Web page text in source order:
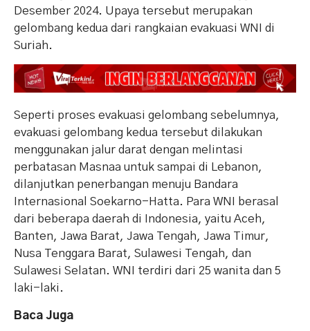
Desember 2024. Upaya tersebut merupakan
gelombang kedua dari rangkaian evakuasi WNI di
Suriah.
Seperti proses evakuasi gelombang sebelumnya,
evakuasi gelombang kedua tersebut dilakukan
menggunakan jalur darat dengan melintasi
perbatasan Masnaa untuk sampai di Lebanon,
dilanjutkan penerbangan menuju Bandara
Internasional Soekarno-Hatta. Para WNI berasal
dari beberapa daerah di Indonesia, yaitu Aceh,
Banten, Jawa Barat, Jawa Tengah, Jawa Timur,
Nusa Tenggara Barat, Sulawesi Tengah, dan
Sulawesi Selatan. WNI terdiri dari 25 wanita dan 5
laki-laki.
Baca Juga